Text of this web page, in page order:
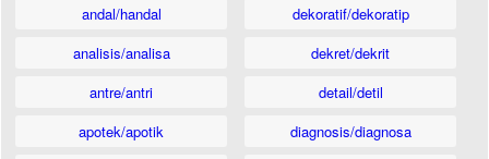
andal/handal
analisis/analisa
antre/antri
apotek/apotik
dekoratif/dekoratip
dekret/dekrit
detail/detil
diagnosis/diagnosa